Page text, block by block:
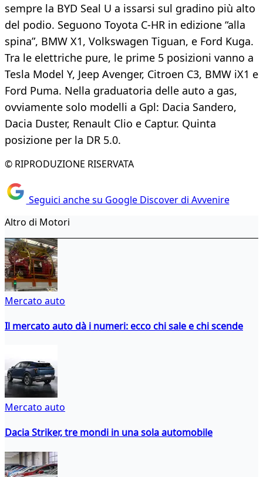
sempre la BYD Seal U a issarsi sul gradino più alto
del podio. Seguono Toyota C-HR in edizione “alla
spina”, BMW X1, Volkswagen Tiguan, e Ford Kuga.
Tra le elettriche pure, le prime 5 posizioni vanno a
Tesla Model Y, Jeep Avenger, Citroen C3, BMW iX1 e
Ford Puma. Nella graduatoria delle auto a gas,
ovviamente solo modelli a Gpl: Dacia Sandero,
Dacia Duster, Renault Clio e Captur. Quinta
posizione per la DR 5.0.
© RIPRODUZIONE RISERVATA
Seguici anche su Google Discover di Avvenire
Altro di Motori
Mercato auto
Il mercato auto dà i numeri: ecco chi sale e chi scende
Mercato auto
Dacia Striker, tre mondi in una sola automobile